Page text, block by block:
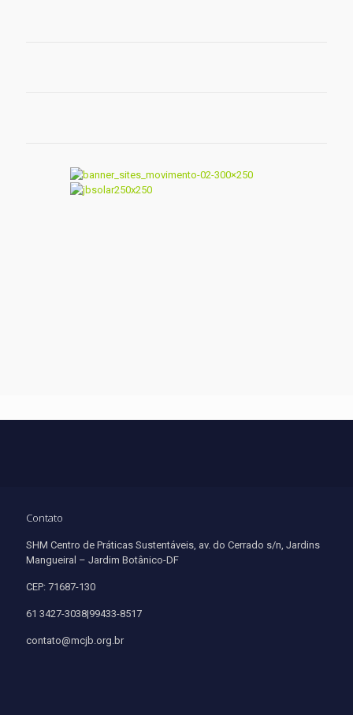
Contato
SHM Centro de Práticas Sustentáveis, av. do Cerrado s/n, Jardins
Mangueiral – Jardim Botânico-DF
CEP: 71687-130
61 3427-3038|99433-8517
contato@mcjb.org.br